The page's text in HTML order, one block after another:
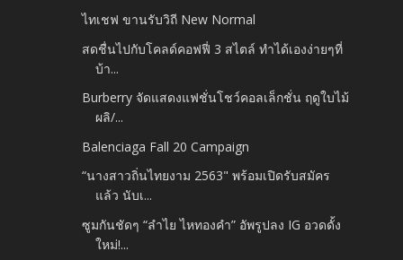
ไทเชฟ ขานรับวิถี New Normal
สดชื่นไปกับโคลด์คอฟฟี่ 3 สไตล์ ทำได้เองง่ายๆที่
บ้า...
Burberry จัดแสดงแฟชั่นโชว์คอลเล็กชั่น ฤดูใบไม้
ผลิ/...
Balenciaga Fall 20 Campaign
“นางสาวถิ่นไทยงาม 2563" พร้อมเปิดรับสมัคร
แล้ว นับเ...
ซูมกันชัดๆ “ลำไย ไหทองคำ” อัพรูปลง IG อวดดั้ง
ใหม่!...